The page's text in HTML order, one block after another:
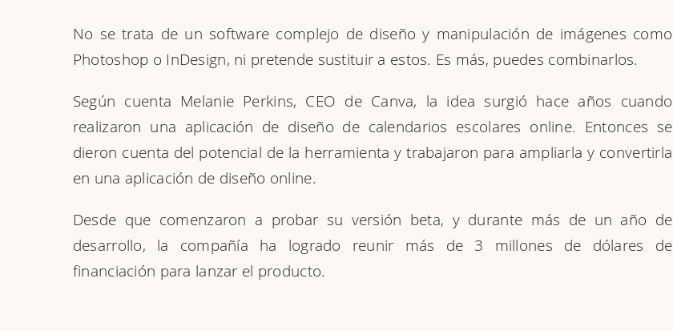
No se trata de un software complejo de diseño y manipulación de imágenes como
Photoshop o InDesign, ni pretende sustituir a estos. Es más, puedes combinarlos.
Según cuenta Melanie Perkins, CEO de Canva, la idea surgió hace años cuando
realizaron una aplicación de diseño de calendarios escolares online. Entonces se
dieron cuenta del potencial de la herramienta y trabajaron para ampliarla y convertirla
en una aplicación de diseño online.
Desde que comenzaron a probar su versión beta, y durante más de un año de
desarrollo, la compañía ha logrado reunir más de 3 millones de dólares de
financiación para lanzar el producto.